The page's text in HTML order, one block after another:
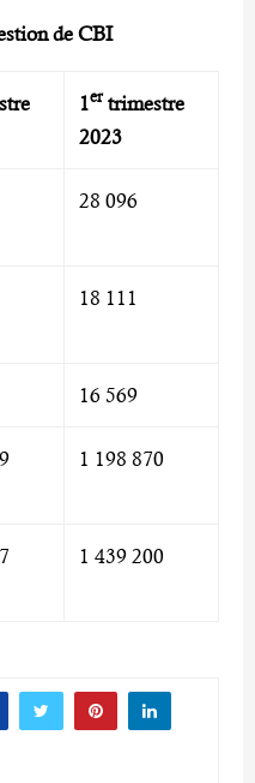
de CBI
1ertrimestre
2023
28 096
18 111
16 569
1 198 870
1 439 200